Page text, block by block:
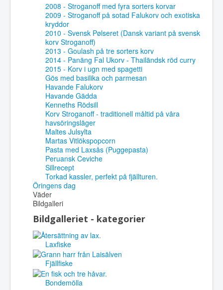
2008 - Stroganoff med fyra sorters korvar
2009 - Stroganoff på sotad Falukorv och exotiska
kryddor
2010 - Svensk Pølseret (Dansk variant på svensk
korv Stroganoff)
2013 - Goulash på tre sorters korv
2014 - Panäng Fal Ukorv - Thailändsk röd curry
2015 - Korv i ugn med spagetti
Gös med basilika och parmesan
Havande Falukorv
Havande Gädda
Kenneths Rödsill
Korv Stroganoff - traditionell måltid på våra
havsöringsläger
Maltes Julsylta
Martas Vitlökspopcorn
Pasta med Laxsås (Puggepasta)
Peruansk Ceviche
Sillrecept
Torkad kassler, perfekt på fjällturen.
Öringens dag
Väder
Bildgalleri
Bildgalleriet - kategorier
Laxfiske
Fjällfiske
Bondemölla